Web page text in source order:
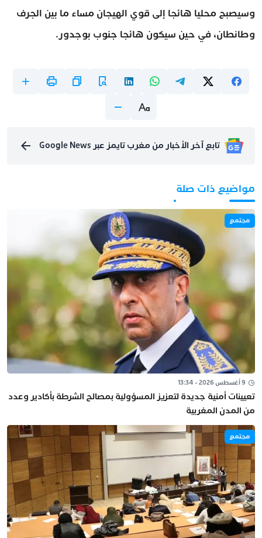
وسيصبح محليا هائجا إلى قوي الهيجان مساء ما بين الجرف
وطانطان، في حين سيكون هائجا جنوب بوجدور.
تابع آخر الأخبار من مغرب تايمز عبر Google News
مواضيع ذات صلة
مجتمع
9 أغسطس 2026 - 13:34
تعيينات أمنية جديدة لتعزيز المسؤولية بمصالح الشرطة بأكادير وعدد
من المدن المغربية
مجتمع